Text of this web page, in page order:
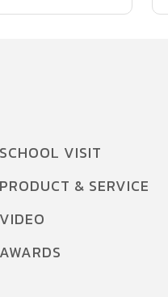
SCHOOL VISIT
PRODUCT & SERVICE
VIDEO
AWARDS